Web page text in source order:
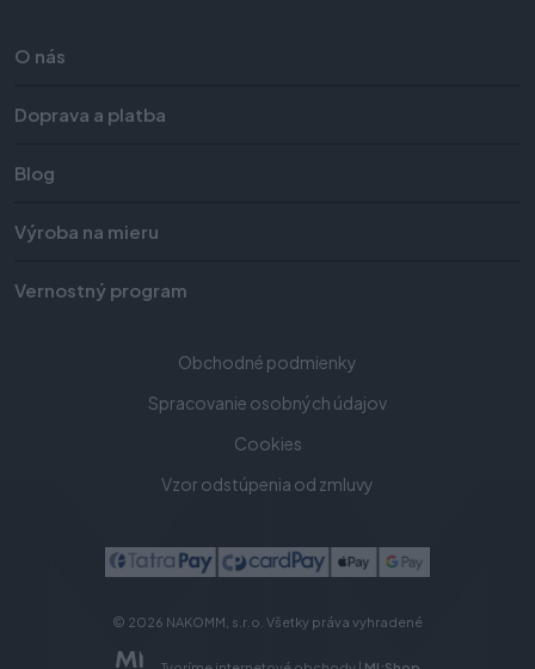
O nás
Doprava a platba
Blog
Výroba na mieru
Vernostný program
Obchodné podmienky
Spracovanie osobných údajov
Cookies
Vzor odstúpenia od zmluvy
© 2026 NAKOMM, s.r.o. Všetky práva vyhradené